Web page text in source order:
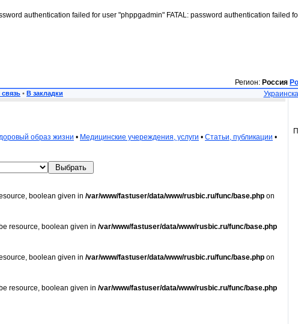
authentication failed for user "phppgadmin" FATAL: password authentication failed
Регион: Россия
• В закладки
образ жизни • Медицинские учереждения, услуги • Статьи, публикации •
boolean given in /var/www/fastuser/data/www/rusbic.ru/func/base.php on
resource, boolean given in /var/www/fastuser/data/www/rusbic.ru/func/base.php
boolean given in /var/www/fastuser/data/www/rusbic.ru/func/base.php on
resource, boolean given in /var/www/fastuser/data/www/rusbic.ru/func/base.php